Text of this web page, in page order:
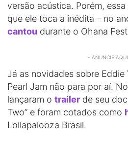
versão acústica. Porém,
que ele toca a inédita – no
cantou durante o Ohana
- ANUNCIE
Já as novidades sobre Eddie
Pearl Jam não para por aí.
lançaram o trailer de seu
Two” e foram cotados como
Lollapalooza Brasil.